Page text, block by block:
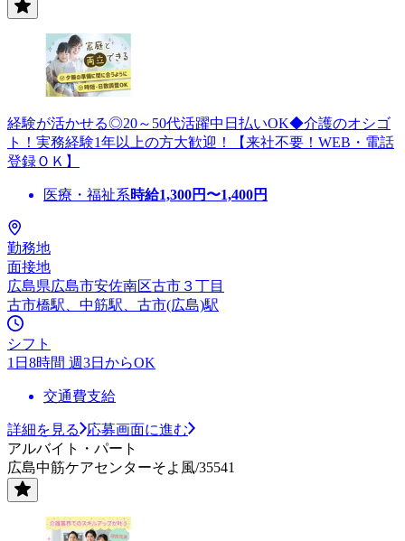
経験が活かせる◎20～50代活躍中日払いOK◆介護のオシゴ
ト！実務経験1年以上の方大歓迎！【来社不要！WEB・電話
登録ＯＫ】
医療・福祉系時給1,300円〜1,400円
勤務地
面接地
広島県広島市安佐南区古市３丁目
古市橋駅、中筋駅、古市(広島)駅
シフト
1日8時間 週3日からOK
交通費支給
詳細を見る
応募画面に進む
アルバイト・パート
広島中筋ケアセンターそよ風/35541